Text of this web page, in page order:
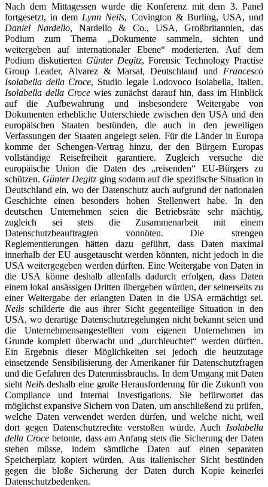
Nach dem Mittagessen wurde die Konferenz mit dem 3. Panel
fortgesetzt, in dem Lynn Neils, Covington & Burling, USA, und
Daniel Nardello, Nardello & Co., USA, Großbritannien, das
Podium zum Thema „Dokumente sammeln, sichten und
weitergeben auf internationaler Ebene“ moderierten. Auf dem
Podium diskutierten Günter Degitz, Forensic Technology Practise
Group Leader, Alvarez & Marsal, Deutschland und Francesco
Isolabella della Croce, Studio legale Lodovoco Isolabella, Italien.
Isolabella della Croce wies zunächst darauf hin, dass im Hinblick
auf die Aufbewahrung und insbesondere Weitergabe von
Dokumenten erhebliche Unterschiede zwischen den USA und den
europäischen Staaten bestünden, die auch in den jeweiligen
Verfassungen der Staaten angelegt seien. Für die Länder in Europa
komme der Schengen-Vertrag hinzu, der den Bürgern Europas
vollständige Reisefreiheit garantiere. Zugleich versuche die
europäische Union die Daten des „reisenden“ EU-Bürgers zu
schützen. Günter Degitz ging sodann auf die spezifische Situation in
Deutschland ein, wo der Datenschutz auch aufgrund der nationalen
Geschichte einen besonders hohen Stellenwert habe. In den
deutschen Unternehmen seien die Betriebsräte sehr mächtig,
zugleich sei stets die Zusammenarbeit mit einem
Datenschutzbeauftragten vonnöten. Die strengen
Reglementierungen hätten dazu geführt, dass Daten maximal
innerhalb der EU ausgetauscht werden könnten, nicht jedoch in die
USA weitergegeben werden dürften. Eine Weitergabe von Daten in
die USA könne deshalb allenfalls dadurch erfolgen, dass Daten
einem lokal ansässigen Dritten übergeben würden, der seinerseits zu
einer Weitergabe der erlangten Daten in die USA ermächtigt sei.
Neils schilderte die aus ihrer Sicht gegenteilige Situation in den
USA, wo derartige Datenschutzregelungen nicht bekannt seien und
die Unternehmensangestellten vom eigenen Unternehmen im
Grunde komplett überwacht und „durchleuchtet“ werden dürften.
Ein Ergebnis dieser Möglichkeiten sei jedoch die heutzutage
einsetzende Sensibilisierung der Amerikaner für Datenschutzfragen
und die Gefahren des Datenmissbrauchs. In dem Umgang mit Daten
sieht Neilsdeshalb eine große Herausforderung für die Zukunft von
Compliance und Internal Investigations. Sie befürwortet das
möglichst expansive Sichern von Daten, um anschließend zu prüfen,
welche Daten verwendet werden dürfen, und welche nicht, weil
dort gegen Datenschutzrechte verstoßen würde. Auch Isolabella
della Croce betonte, dass am Anfang stets die Sicherung der Daten
stehen müsse, indem sämtliche Daten auf einen separaten
Speicherplatz kopiert würden. Aus italienischer Sicht bestünden
gegen die bloße Sicherung der Daten durch Kopie keinerlei
Datenschutzbedenken.